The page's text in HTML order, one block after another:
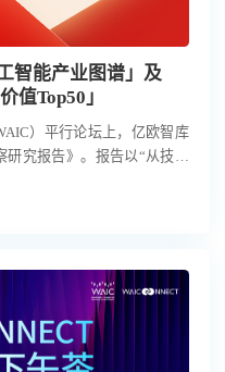
智能产业图谱」及
值Top50」
）平行论坛上，亿欧智库
究报告》。报告以“从技术
究，并发布「全球人工智能